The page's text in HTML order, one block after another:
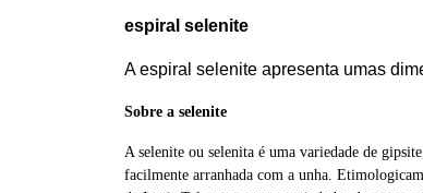
espiral selenite
A espiral selenite apresenta umas
Sobre a selenite
A selenite ou selenita é uma variedade de
facilmente arranhada com a unha.